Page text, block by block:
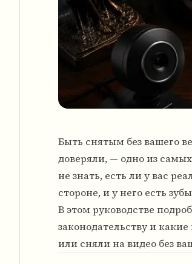
Быть снятым без вашего
доверяли, — одно из
не знать, есть ли у вас
стороне, и у него есть
В этом руководстве
законодательству и
или сняли на видео без